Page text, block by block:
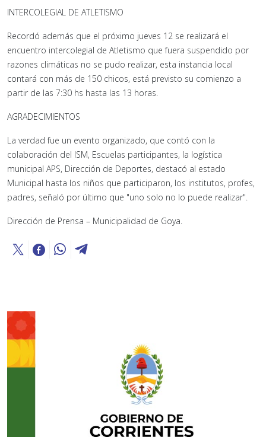
INTERCOLEGIAL DE ATLETISMO
Recordó además que el próximo jueves 12 se realizará el
encuentro intercolegial de Atletismo que fuera suspendido por
razones climáticas no se pudo realizar, esta instancia local
contará con más de 150 chicos, está previsto su comienzo a
partir de las 7:30 hs hasta las 13 horas.
AGRADECIMIENTOS
La verdad fue un evento organizado, que contó con la
colaboración del ISM, Escuelas participantes, la logística
municipal APS, Dirección de Deportes, destacó al estado
Municipal hasta los niños que participaron, los institutos, profes,
padres, señaló por último que "uno solo no lo puede realizar".
Dirección de Prensa – Municipalidad de Goya.